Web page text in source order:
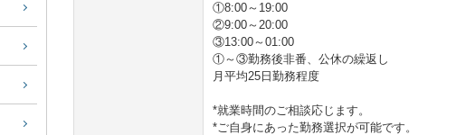
①8:00～19:00
②9:00～20:00
③13:00～01:00
①～③勤務後非番、公休の繰返し
月平均25日勤務程度
*就業時間のご相談応じます。
*ご自身にあった勤務選択が可能です。